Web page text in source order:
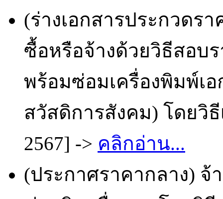
(ร่างเอกสารประกวดรา
ซื้อหรือจ้างด้วยวิธีสอบ
พร้อมซ่อมเครื่องพิมพ์เ
สวัสดิการสังคม) โดยวิธี
2567] -> คลิกอ่าน...
(ประกาศราคากลาง) จ้